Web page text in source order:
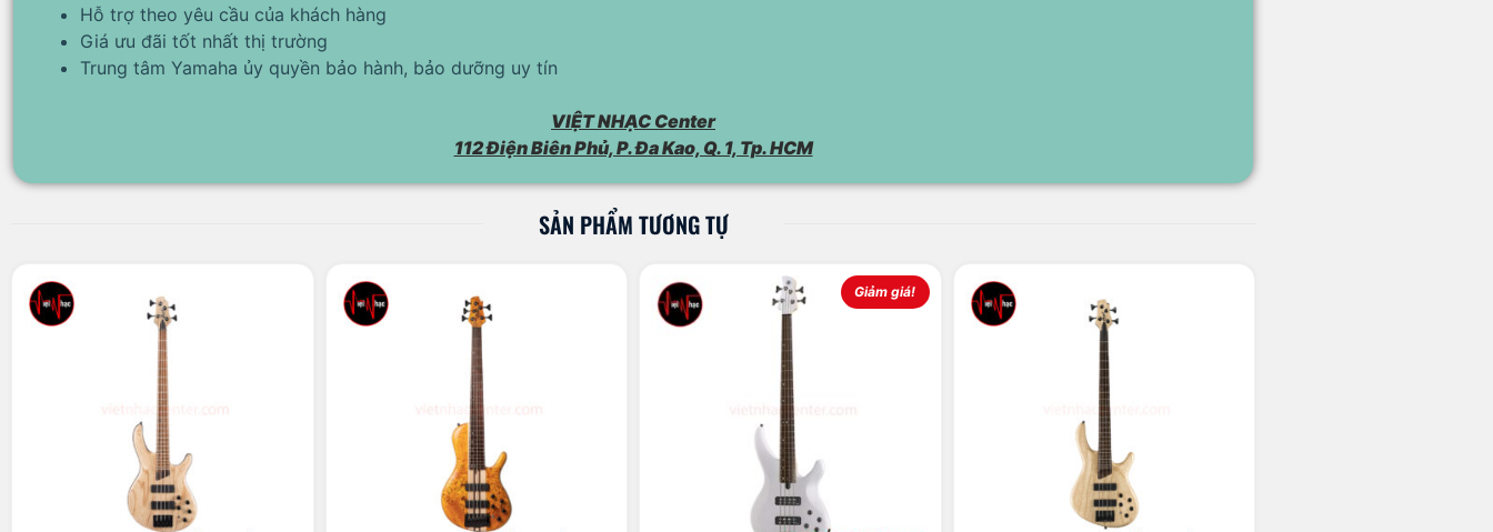
Hỗ trợ theo yêu cầu của khách hàng
Giá ưu đãi tốt nhất thị trường
Trung tâm Yamaha ủy quyền bảo hành, bảo dưỡng uy tín
VIỆT NHẠC Center
112 Điện Biên Phủ, P. Đa Kao, Q. 1, Tp. HCM
SẢN PHẨM TƯƠNG TỰ
Giảm giá!